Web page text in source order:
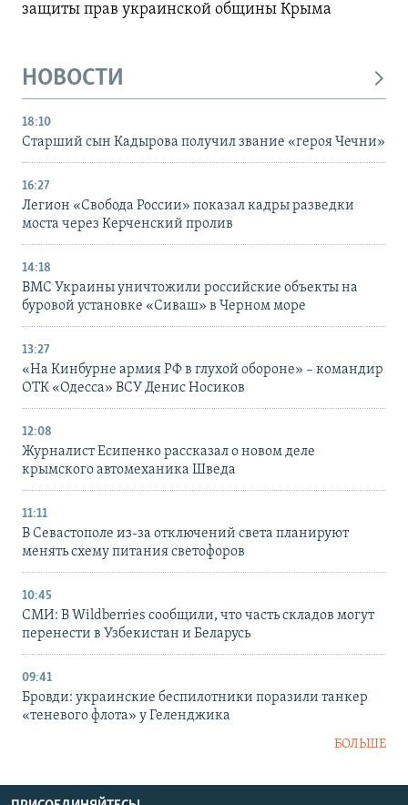
защиты прав украинской общины Крыма
НОВОСТИ
18:10
Старший сын Кадырова получил звание «героя Чечни»
16:27
Легион «Свобода России» показал кадры разведки
моста через Керченский пролив
14:18
ВМС Украины уничтожили российские объекты на
буровой установке «Сиваш» в Черном море
13:27
«На Кинбурне армия РФ в глухой обороне» – командир
ОТК «Одесса» ВСУ Денис Носиков
12:08
Журналист Есипенко рассказал о новом деле
крымского автомеханика Шведа
11:11
В Севастополе из-за отключений света планируют
менять схему питания светофоров
10:45
СМИ: В Wildberries сообщили, что часть складов могут
перенести в Узбекистан и Беларусь
09:41
Бровди: украинские беспилотники поразили танкер
«теневого флота» у Геленджика
БОЛЬШЕ